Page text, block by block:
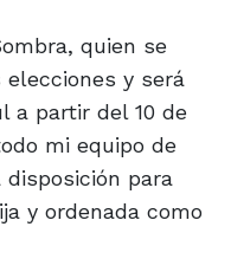
quien se
y será
a partir del 10 de
mi equipo de
para
y ordenada como